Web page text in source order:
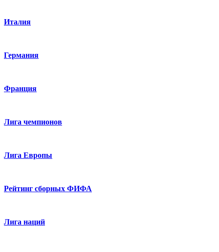
Италия
Германия
Франция
Лига чемпионов
Лига Европы
Рейтинг сборных ФИФА
Лига наций